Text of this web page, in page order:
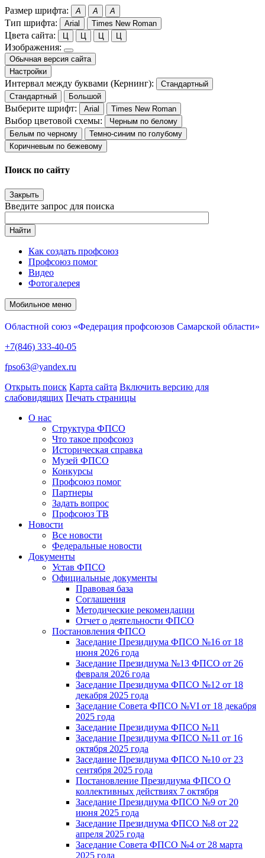
Размер шрифта: A A A
Тип шрифта: Arial Times New Roman
Цвета сайта: Ц Ц Ц Ц
Изображения:
Обычная версия сайта
Настройки
Интервал между буквами (Кернинг):
Стандартный
Стандартный
Большой
Выберите шрифт: Arial Times New Roman
Выбор цветовой схемы:
Черным по белому
Белым по черному
Темно-синим по голубому
Коричневым по бежевому
Поиск по сайту
Закрыть
Введите запрос для поиска
Найти
Как создать профсоюз
Профсоюз помог
Видео
Фотогалерея
Мобильное меню
Областной союз «Федерация профсоюзов Самарской области»
+7(846) 333-40-05
fpso63@yandex.ru
Открыть поиск Карта сайта Включить версию для
слабовидящих Печать страницы
О нас
Структура ФПСО
Что такое профсоюз
Историческая справка
Музей ФПСО
Конкурсы
Профсоюз помог
Партнеры
Задать вопрос
Профсоюз ТВ
Новости
Все новости
Федеральные новости
Документы
Устав ФПСО
Официальные документы
Правовая база
Соглашения
Методические рекомендации
Отчет о деятельности ФПСО
Постановления ФПСО
Заседание Президиума ФПСО №16 от 18
июня 2026 года
Заседание Президиума №13 ФПСО от 26
февраля 2026 года
Заседание Президиума ФПСО №12 от 18
декабря 2025 года
Заседание Совета ФПСО №VI от 18 декабря
2025 года
Заседание Президиума ФПСО №11
Заседание Президиума ФПСО №11 от 16
октября 2025 года
Заседание Президиума ФПСО №10 от 23
сентября 2025 года
Постановление Президиума ФПСО О
коллективных действиях 7 октября
Заседание Президиума ФПСО №9 от 20
июня 2025 года
Заседание Президиума ФПСО №8 от 22
апреля 2025 года
Заседание Совета ФПСО №4 от 28 марта
2025 года